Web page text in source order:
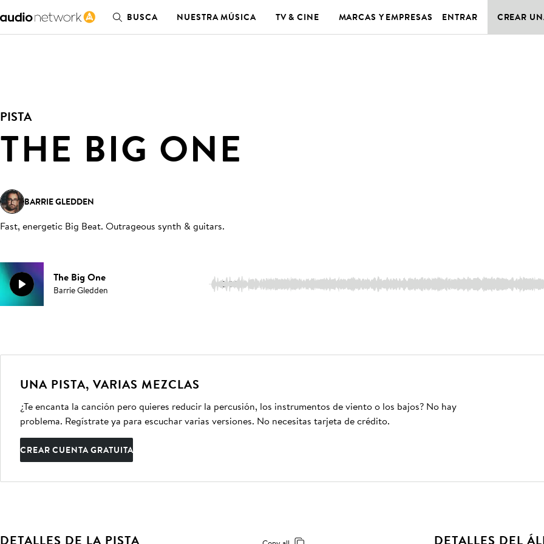
BUSCA NUESTRA MÚSICA TV & CINE MARCAS Y EMPRESAS ENTRAR CREAR
PISTA
THE BIG ONE
BARRIE GLEDDEN
Fast, energetic Big Beat. Outrageous synth & guitars.
The Big One
Barrie Gledden 2:59
UNA PISTA, VARIAS MEZCLAS
¿Te encanta la canción pero quieres reducir la percusión, los instrumentos de viento o los bajos? No hay
problema. Regístrate ya para escuchar varias versiones. No necesitas tarjeta de crédito.
CREAR CUENTA GRATUITA
DETALLES DE LA PISTA DETALLES DEL